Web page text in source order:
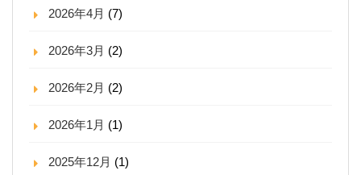
2026年4月 (7)
2026年3月 (2)
2026年2月 (2)
2026年1月 (1)
2025年12月 (1)